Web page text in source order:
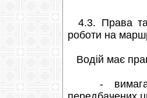
4.3. Права та
роботи на
Водій має
- вимагати